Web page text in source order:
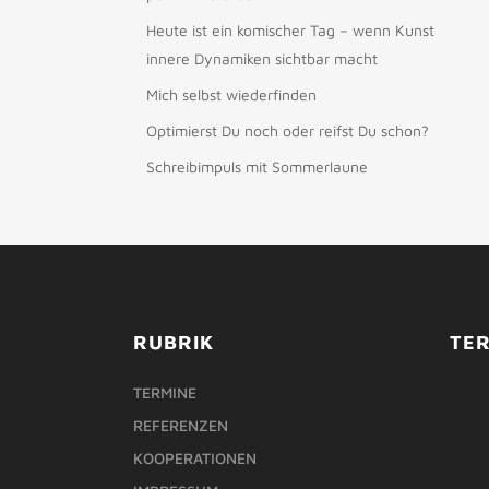
Heute ist ein komischer Tag – wenn Kunst
innere Dynamiken sichtbar macht
Mich selbst wiederfinden
Optimierst Du noch oder reifst Du schon?
Schreibimpuls mit Sommerlaune
RUBRIK
TERMINE
REFERENZEN
KOOPERATIONEN